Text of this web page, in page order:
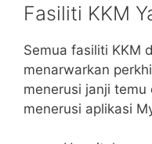
Fasiliti KKM
Semua fasiliti KKM
menarwarkan
menerusi janji
menerusi aplikasi